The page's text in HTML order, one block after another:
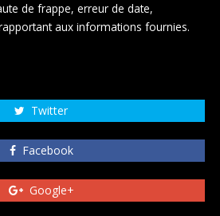
de frappe, erreur de date,
aux informations fournies.
Twitter
Facebook
Google+